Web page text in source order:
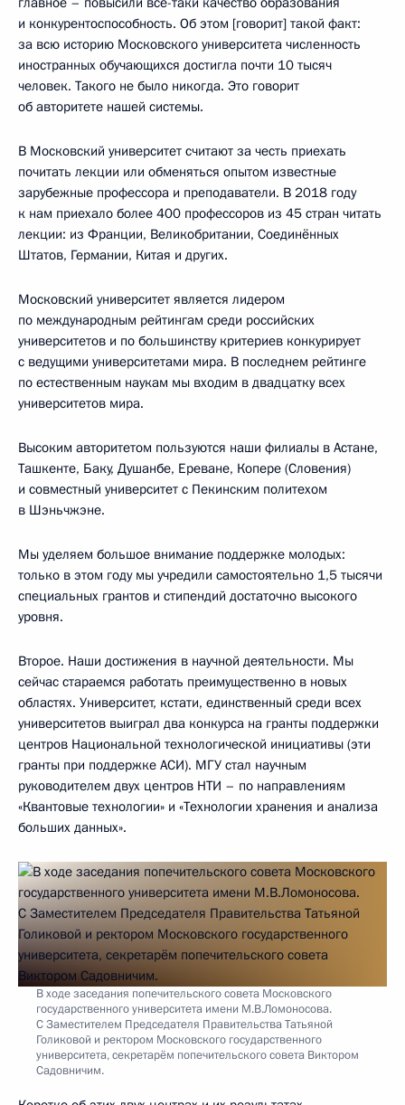
и конкурентоспособность. Об этом [говорит] такой факт:
за всю историю Московского университета численность
иностранных обучающихся достигла почти 10 тысяч
человек. Такого не было никогда. Это говорит
об авторитете нашей системы.
В Московский университет считают за честь приехать
почитать лекции или обменяться опытом известные
зарубежные профессора и преподаватели. В 2018 году
к нам приехало более 400 профессоров из 45 стран читать
лекции: из Франции, Великобритании, Соединённых
Штатов, Германии, Китая и других.
Московский университет является лидером
по международным рейтингам среди российских
университетов и по большинству критериев конкурирует
с ведущими университетами мира. В последнем рейтинге
по естественным наукам мы входим в двадцатку всех
университетов мира.
Высоким авторитетом пользуются наши филиалы в Астане,
Ташкенте, Баку, Душанбе, Ереване, Копере (Словения)
и совместный университет с Пекинским политехом
в Шэньчжэне.
Мы уделяем большое внимание поддержке молодых:
только в этом году мы учредили самостоятельно 1,5 тысячи
специальных грантов и стипендий достаточно высокого
уровня.
Второе. Наши достижения в научной деятельности. Мы
сейчас стараемся работать преимущественно в новых
областях. Университет, кстати, единственный среди всех
университетов выиграл два конкурса на гранты поддержки
центров Национальной технологической инициативы (эти
гранты при поддержке АСИ). МГУ стал научным
руководителем двух центров НТИ – по направлениям
«Квантовые технологии» и «Технологии хранения и анализа
больших данных».
В ходе заседания попечительского совета Московского
государственного университета имени М.В.Ломоносова.
С Заместителем Председателя Правительства Татьяной
Голиковой и ректором Московского государственного
университета, секретарём попечительского совета Виктором
Садовничим.